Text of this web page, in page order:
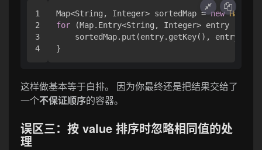
1
2
3
Map<String, Integer> sortedMap = new HashMap
for (Map.Entry<String, Integer> entry :
sortedMap.put(entry.getKey(),
这样做基本等于白排。 因为你最终还是把结果交给了
一个不保证顺序的容器。
误区三：按 value 排序时忽略相同值的处
理